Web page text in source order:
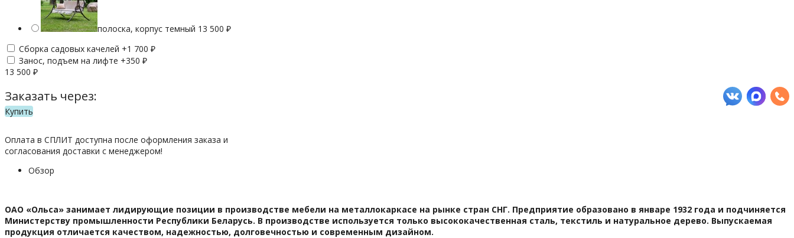
полоска, корпус темный 13 500 ₽
Сборка садовых качелей +1 700 ₽
Занос, подъем на лифте +350 ₽
13 500 ₽
Заказать через:
Купить
Оплата в СПЛИТ доступна после оформления заказа и
согласования доставки с менеджером!
Обзор
ОАО «Ольса» занимает лидирующие позиции в производстве мебели на металлокаркасе на рынке стран СНГ. Предприятие образовано в январе 1932 года и подчиняется
Министерству промышленности Республики Беларусь. В производстве используется только высококачественная сталь, текстиль и натуральное дерево. Выпускаемая
продукция отличается качеством, надежностью, долговечностью и современным дизайном.